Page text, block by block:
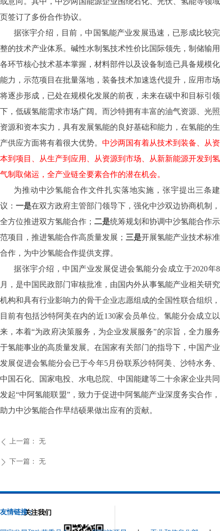
页签订了多份合作协议。
据张宇介绍，目前，中国氢能产业发展迅速，已形成比较完
整的技术产业体系。碱性水制氢技术性价比国际领先，制储输用
各环节核心技术基本掌握，材料部件以及设备制造已具备规模化
能力，示范项目在批量落地，装备技术加速迭代提升，应用市场
将逐步形成，已处在规模化发展的前夜，未来在碳中和目标引领
下，低碳氢能需求市场广阔。而沙特拥有丰富的油气资源、光照
资源和资本实力，具有发展氢能的良好基础和能力，在氢能的生
产供应方面将有着很大优势。 中沙两国有着从技术到装备、从资
本到项目、从生产到应用、从资源到市场、从新新能源开发到氢
气制取储运，全产业链全要素合作的潜在机会。
为推动中沙氢能合作文件扎实落地实施，张宇提出三条建
议： 一是在双方政府主管部门领导下，强化中沙双边协商机制，
全方位推进双方氢能合作； 二是统筹规划和协调中沙氢能合作示
范项目，推进氢能合作高质量发展； 三是开展氢能产业技术标准
合作，为中沙氢能合作提供支撑。
据张宇介绍，中国产业发展促进会氢能分会成立于2020年8
月，是中国民政部门审核批准，由国内外从事氢能产业相关研究
机构和具有行业影响力的骨干企业志愿组成的全国性联合组织，
目前有包括沙特阿美在内的近130家会员单位。氢能分会成立以
来，本着“为政府决策服务，为企业发展服务”的宗旨，全力服务
于氢能事业的高质量发展。在国家有关部门的指导下，中国产业
发展促进会氢能分会已于今年5月份联系沙特阿美、沙特水务、
中国石化、国家电投、水电总院、中国能建等二十余家企业共同
发起“中阿氢能联盟”，致力于促进中阿氢能产业深度务实合作，
助力中沙氢能合作早结硕果做出应有的贡献。
ꄴ 上一篇： 无
ꄲ 下一篇： 无
关注我们
友情链接：